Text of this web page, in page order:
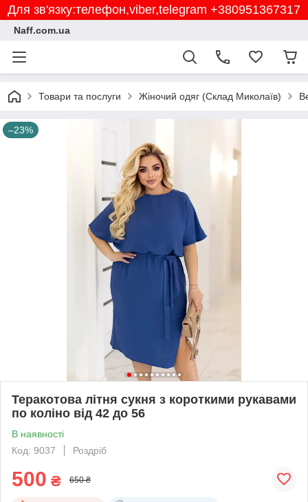
Для зв'язку:телефон,viber,telegram +380951367317
Naff.com.ua
Товари та послуги Жіночий одяг (Склад Миколаїв)
–23%
Теракотова літня сукня з короткими рукавами
по коліно від 42 до 56
В наявності
Код: 9037
Роздріб
500 ₴ 650 ₴